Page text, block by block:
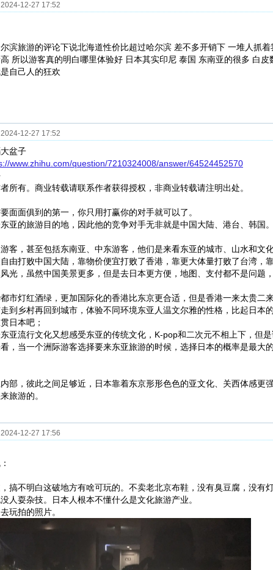
2024-12-27 17:52
滨旅游的评论下说北海道性价比超过哈尔滨 差不多开销下 一堆人抓
所以游客真的明白哪里体验好 日本其实印尼 泰国 东南亚的很多 白皮
自己人的狂欢
2024-12-27 17:52
盆子
www.zhihu.com/question/7210324008/answer/64524452570
所有。商业转载请联系作者获得授权，非商业转载请注明出处。
面面俱到的第一，你只用打赢你的对手就可以了。
亚的旅游目的地，因此他的竞争对手无非就是中国大陆、港台、韩国。
客，甚至包括东南亚、中东游客，他们是来看东亚的城市、山水和文化
由打败中国大陆，靠物价便宜打败了香港，靠更大体量打败了台湾，
光，虽然中国美景更多，但是去日本更方便，地图、支付都不是问
市灯红酒绿，更加国际化的香港比东京更合适，但是香港一来太贵二
到乡村再回到城市，体验不同环境东亚人温文尔雅的性格，比起日本
日本吧；
亚流行文化又想感受东亚的传统文化，K-pop和二次元不相上下，但
，当一个洲际游客选择要来东亚旅游的时候，选择日本的概率是最大的
部，彼此之间足够近，日本靠着东京形形色色的亚文化、关西体感更
旅游的。
2024-12-27 17:56
搞不明白这破地方有啥可玩的。不卖老北京布鞋，没有臭豆腐，没有
人耍杂技。日本人根本不懂什么是文化旅游产业。
玩拍的照片。